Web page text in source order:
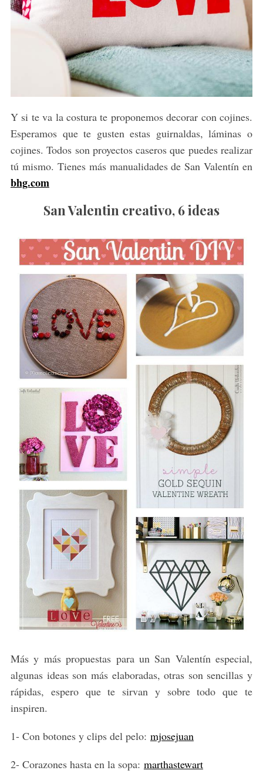
Y si te va la costura te proponemos decorar con cojines.
Esperamos que te gusten estas guirnaldas, láminas o
cojines. Todos son proyectos caseros que puedes realizar
tú mismo. Tienes más manualidades de San Valentín en
bhg.com
San Valentin creativo, 6 ideas
Más y más propuestas para un San Valentín especial,
algunas ideas son más elaboradas, otras son sencillas y
rápidas, espero que te sirvan y sobre todo que te
inspiren.
1- Con botones y clips del pelo: mjosejuan
2- Corazones hasta en la sopa: marthastewart